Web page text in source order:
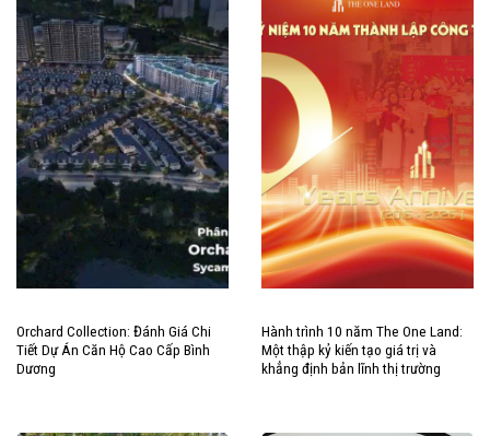
Orchard Collection: Đánh Giá Chi
Tiết Dự Án Căn Hộ Cao Cấp Bình
Dương
Hành trình 10 năm The One Land:
Một thập kỷ kiến tạo giá trị và
khẳng định bản lĩnh thị trường